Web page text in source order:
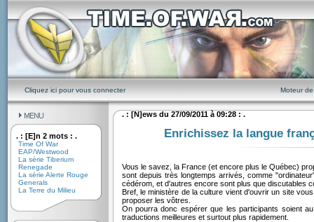
Cliquez ici pour vous connecter Moteur
. : [E]n 2 mots : .
Time Of War
EAP/Westwood
La série Tiberium
Renegade
La série Alerte Rouge
Generals
La Terre du Milieu
. : [N]ews du 27/09/2011 à 09:28 : .
Enrichissez la langue
Vous le savez, la France (et encore plus le Québec)
sont depuis très longtemps arrivés, comme
cédérom, et d'autres encore sont plus que discutables
Bref, le ministère de la culture vient d'ouvrir un site
proposer les vôtres.
On pourra donc espérer que les participants soient
traductions meilleures et surtout plus rapidement.